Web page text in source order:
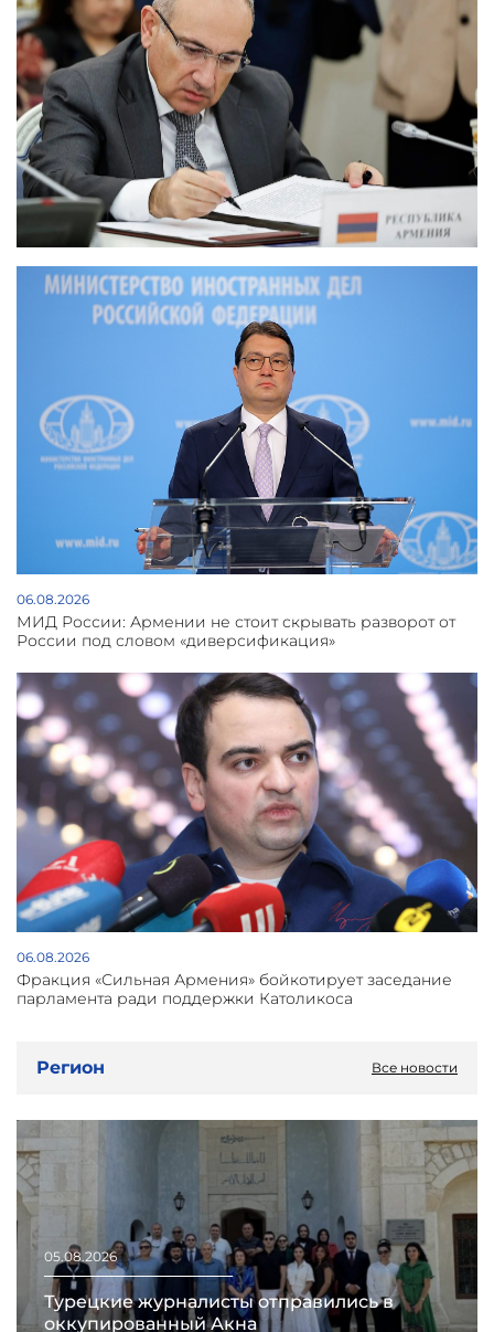
06.08.2026
МИД России: Армении не стоит скрывать разворот от
России под словом «диверсификация»
06.08.2026
Фракция «Сильная Армения» бойкотирует заседание
парламента ради поддержки Католикоса
Регион Все новости
05.08.2026
Турецкие журналисты отправились в
оккупированный Акна